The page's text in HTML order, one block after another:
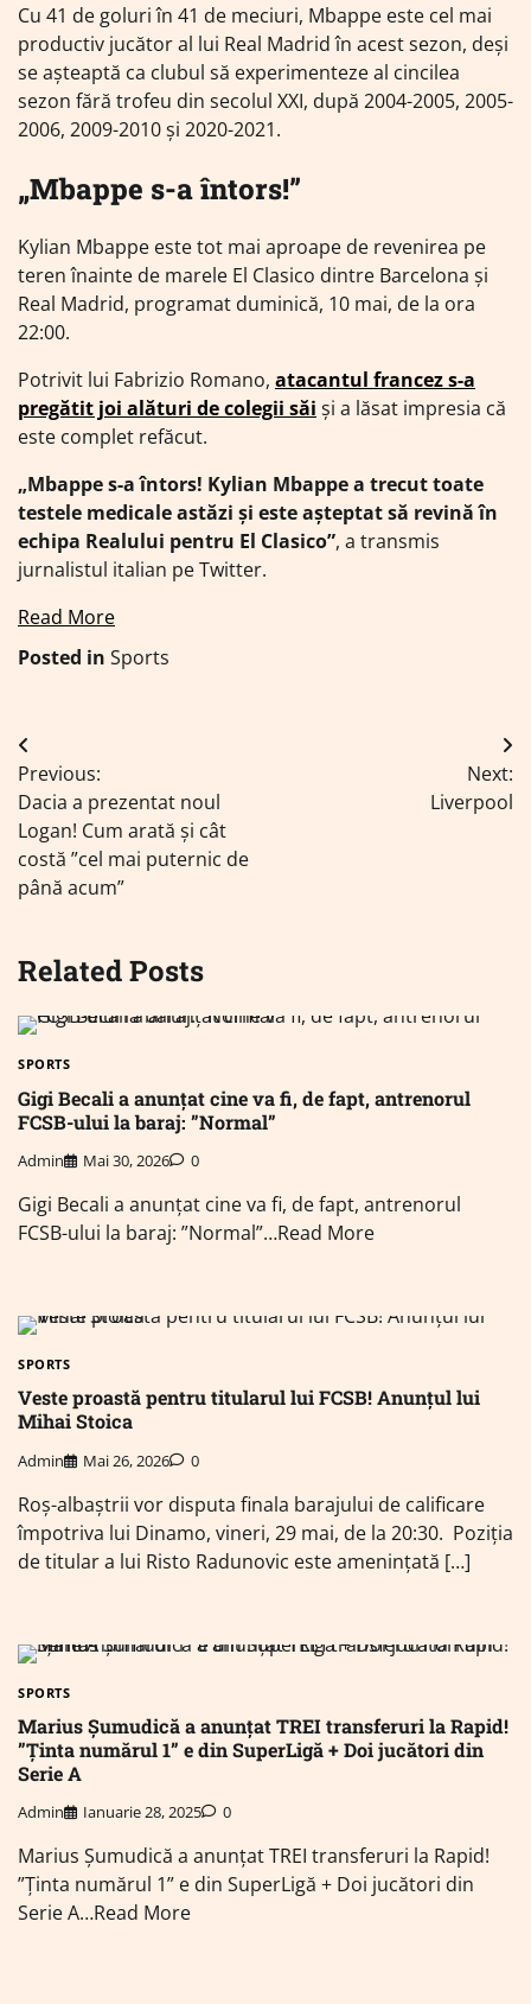
Cu 41 de goluri în 41 de meciuri, Mbappe este cel mai
productiv jucător al lui Real Madrid în acest sezon, deşi
se aşteaptă ca clubul să experimenteze al cincilea
sezon fără trofeu din secolul XXI, după 2004-2005, 2005-
2006, 2009-2010 şi 2020-2021.
„Mbappe s-a întors!”
Kylian Mbappe este tot mai aproape de revenirea pe
teren înainte de marele El Clasico dintre Barcelona și
Real Madrid, programat duminică, 10 mai, de la ora
22:00.
Potrivit lui Fabrizio Romano, atacantul francez s-a
pregătit joi alături de colegii săi și a lăsat impresia că
este complet refăcut.
„Mbappe s-a întors! Kylian Mbappe a trecut toate
testele medicale astăzi și este așteptat să revină în
echipa Realului pentru El Clasico”, a transmis
jurnalistul italian pe Twitter.
Read More
Posted in Sports
Navigare
în
articole
Previous:
Dacia a prezentat noul
Logan! Cum arată și cât
costă ”cel mai puternic de
până acum”
Next:
Liverpool
Related Posts
SPORTS
Gigi Becali a anunțat cine va fi, de fapt, antrenorul
FCSB-ului la baraj: ”Normal”
Admin Mai 30, 2026 0
Gigi Becali a anunțat cine va fi, de fapt, antrenorul
FCSB-ului la baraj: ”Normal”…Read More
SPORTS
Veste proastă pentru titularul lui FCSB! Anunțul lui
Mihai Stoica
Admin Mai 26, 2026 0
Roș-albaștrii vor disputa finala barajului de calificare
împotriva lui Dinamo, vineri, 29 mai, de la 20:30. Poziția
de titular a lui Risto Radunovic este amenințată […]
SPORTS
Marius Șumudică a anunțat TREI transferuri la Rapid!
”Ținta numărul 1” e din SuperLigă + Doi jucători din
Serie A
Admin Ianuarie 28, 2025 0
Marius Șumudică a anunțat TREI transferuri la Rapid!
”Ținta numărul 1” e din SuperLigă + Doi jucători din
Serie A…Read More